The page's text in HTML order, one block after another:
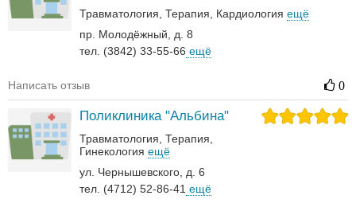
Травматология Терапия Кардиология ещё
пр. Молодёжный, д. 8
тел. (3842) 33-55-66 ещё
Написать отзыв 0
Поликлиника "Альбина"
Травматология Терапия
Гинекология ещё
ул. Чернышевского, д. 6
тел. (4712) 52-86-41 ещё